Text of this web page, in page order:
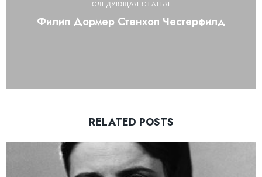
СЛЕДУЮЩАЯ СТАТЬЯ
Филип Дормер Стенхоп Честерфилд
RELATED POSTS